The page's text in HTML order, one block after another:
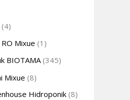
(4)
Mixue (1)
BIOTAMA(345)
Mixue (8)
Hidroponik (8)